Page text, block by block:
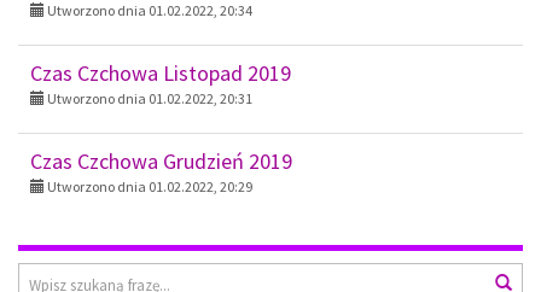
Utworzono dnia 01.02.2022, 20:34
Czas Czchowa Listopad 2019
Utworzono dnia 01.02.2022, 20:31
Czas Czchowa Grudzień 2019
Utworzono dnia 01.02.2022, 20:29
Wyszukiwarka